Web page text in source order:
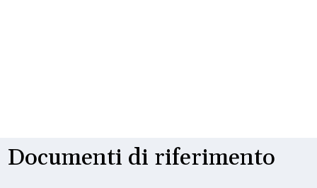
Documenti di riferimento